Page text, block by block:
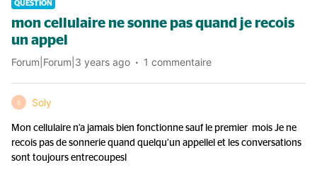
QUESTION
mon cellulaire ne sonne pas quand je recois
un appel
Forum|Forum|3 years ago 1 commentaire
S Soly
Mon cellulaire n’a jamais bien fonctionne sauf le premier mois Je ne
recois pas de sonnerie quand quelqu’un appellel et les conversations
sont toujours entrecoupesl